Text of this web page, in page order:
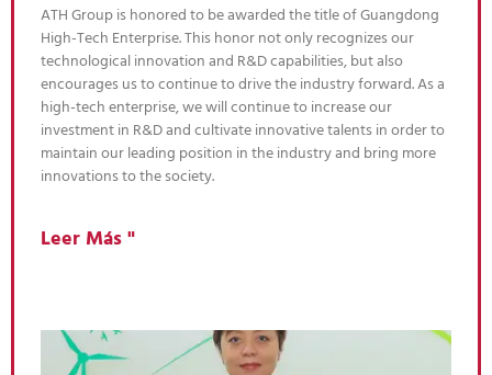
ATH Group is honored to be awarded the title of Guangdong
High-Tech Enterprise. This honor not only recognizes our
technological innovation and R&D capabilities, but also
encourages us to continue to drive the industry forward. As a
high-tech enterprise, we will continue to increase our
investment in R&D and cultivate innovative talents in order to
maintain our leading position in the industry and bring more
innovations to the society.
Leer Más "